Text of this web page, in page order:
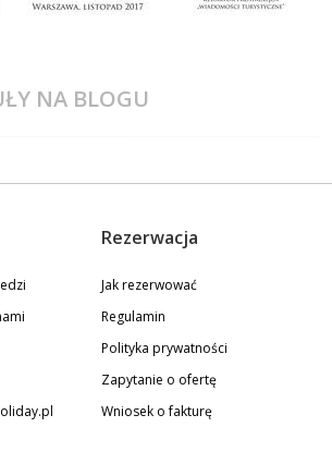
NA BLOGU
Rezerwacja
Jak rezerwować
Regulamin
Polityka prywatności
Zapytanie o ofertę
Wniosek o fakturę